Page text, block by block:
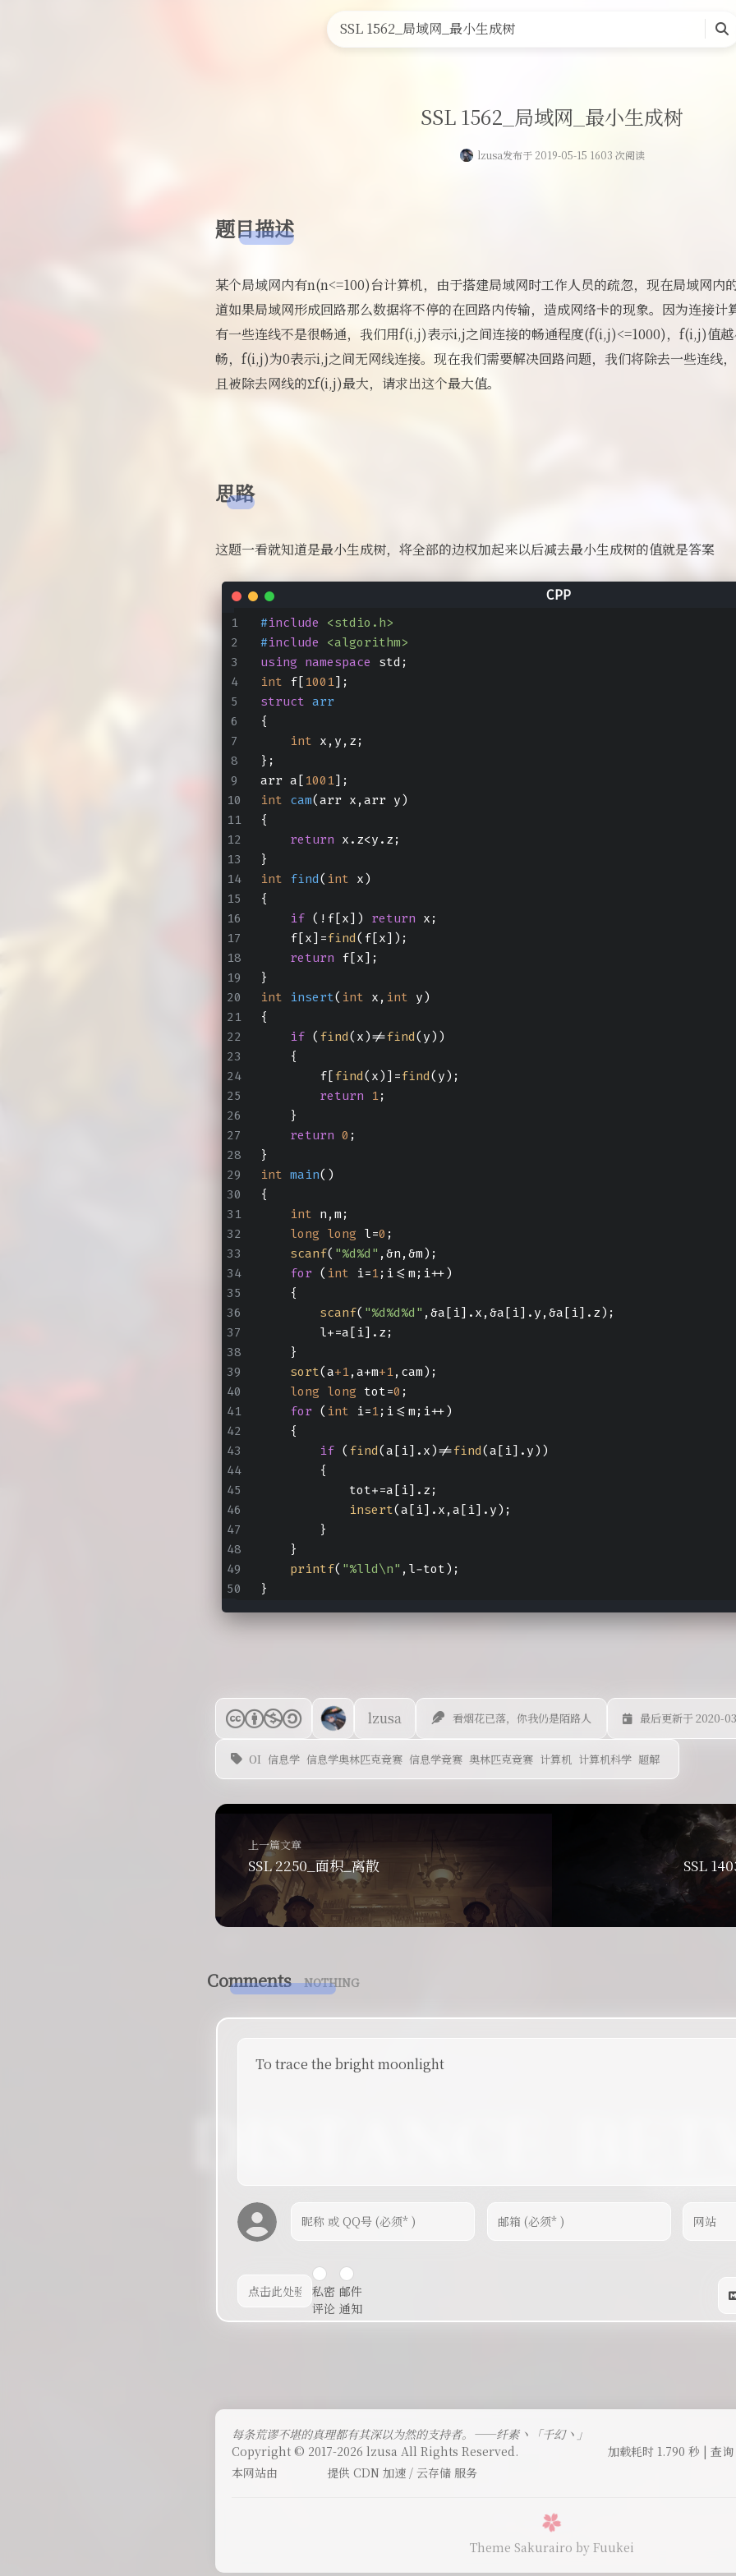
SSL 1562_局域网_最小生成树
搜
SSL 1562_局域网_最小生成树
lzusa发布于 2019-05-15 1603 次阅读
题目描述
某个局域网内有n(n<=100)台计算机，由于搭建局域网时工作人员的疏忽，现在局域网内
道如果局域网形成回路那么数据将不停的在回路内传输，造成网络卡的现象。因为连接计
有一些连线不是很畅通，我们用f(i,j)表示i,j之间连接的畅通程度(f(i,j)<=1000)，f(i,j)值
畅，f(i,j)为0表示i,j之间无网线连接。现在我们需要解决回路问题，我们将除去一些连线
且被除去网线的Σf(i,j)最大，请求出这个最大值。
思路
这题一看就知道是最小生成树，将全部的边权加起来以后减去最小生成树的值就是答案
#include <stdio.h>
#include <algorithm>
using namespace std;
int f[ 1001];
struct arr
{
int x,y,z;
};
arr a[ 1001];
int cam(arr x,arr y)
{
return x.z<y.z;
}
int find( int x)
{
if (!f[x]) return x;
    f[x]=
find(f[x]);
return f[x];
}
int insert( int x, int y)
{
if ( find(x)!=find(y))
    {
        f[
find(x)]=find(y);
return 1;
    }
return 0 ;
}
int main()
{
int n,m;
long long l=0 ;
scanf( "%d%d" ,&n,&m);
for ( int i=1;i<=m;i++)
    {
scanf( "%d%d%d" ,&a[i].x,&a[i].y,&a[i].z);
        l+=a[i].z;
    }
sort(a+1,a+m+1,cam);
long long tot=0 ;
for ( int i=1;i<=m;i++)
    {
if ( find(a[i].x)!=find(a[i].y))
        {
            tot+=a[i].z;
insert(a[i].x,a[i].y);
        }
    }
printf( "%lld\n" ,l-tot);
}
lzusa 看烟花已落，你我仍是陌路人 最后更新于 2020-
OI 信息学 信息学奥林匹克竞赛 信息学竞赛 奥林匹克竞赛 计算机 计算机科学 题解
上一篇文章
SSL 2250_面积_离散 SSL
Comments NOTHING
To trace the bright moonlight
私密
评论
邮件
通知
每条荒谬不堪的真理都有其深以为然的支持者。——纤素丶「千幻丶」
Copyright © 2017-2026 lzusa All Rights Reserved.
加载耗时 1.790 秒 | 查
本网站由
提供 CDN 加速 / 云存储 服务
Theme Sakurairo by Fuukei